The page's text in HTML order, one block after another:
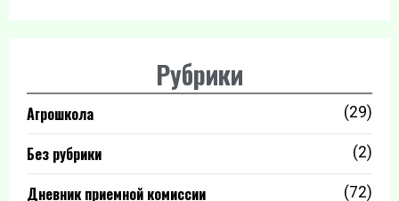
Рубрики
Агрошкола (29)
Без рубрики (2)
Дневник приемной комиссии (72)